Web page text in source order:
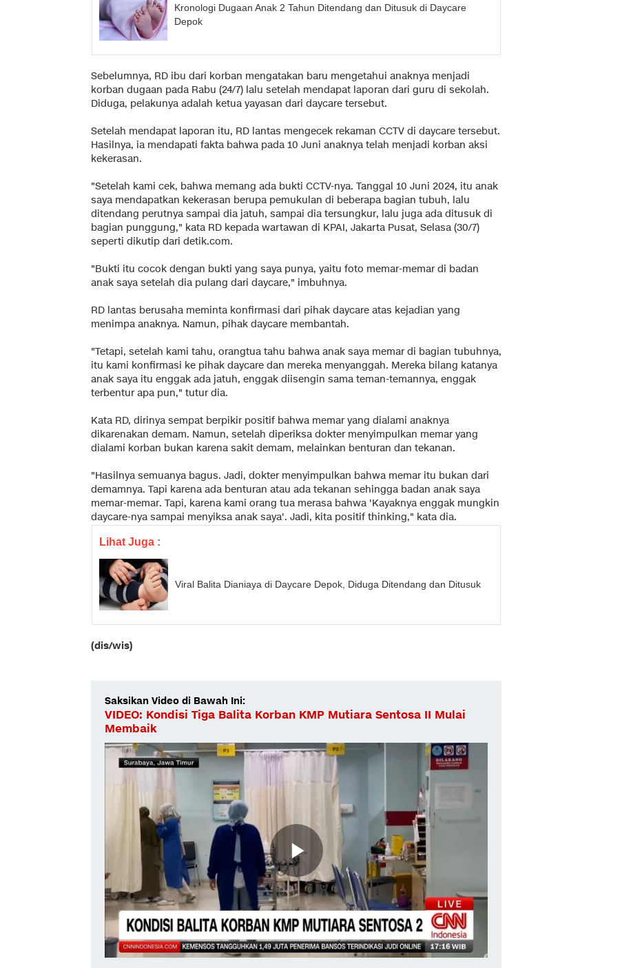
Kronologi Dugaan Anak 2 Tahun Ditendang dan Ditusuk di Daycare
Depok
Sebelumnya, RD ibu dari korban mengatakan baru mengetahui anaknya menjadi
korban dugaan pada Rabu (24/7) lalu setelah mendapat laporan dari guru di sekolah.
Diduga, pelakunya adalah ketua yayasan dari daycare tersebut.
Setelah mendapat laporan itu, RD lantas mengecek rekaman CCTV di daycare tersebut.
Hasilnya, ia mendapati fakta bahwa pada 10 Juni anaknya telah menjadi korban aksi
kekerasan.
"Setelah kami cek, bahwa memang ada bukti CCTV-nya. Tanggal 10 Juni 2024, itu anak
saya mendapatkan kekerasan berupa pemukulan di beberapa bagian tubuh, lalu
ditendang perutnya sampai dia jatuh, sampai dia tersungkur, lalu juga ada ditusuk di
bagian punggung," kata RD kepada wartawan di KPAI, Jakarta Pusat, Selasa (30/7)
seperti dikutip dari detik.com.
"Bukti itu cocok dengan bukti yang saya punya, yaitu foto memar-memar di badan
anak saya setelah dia pulang dari daycare," imbuhnya.
RD lantas berusaha meminta konfirmasi dari pihak daycare atas kejadian yang
menimpa anaknya. Namun, pihak daycare membantah.
"Tetapi, setelah kami tahu, orangtua tahu bahwa anak saya memar di bagian tubuhnya,
itu kami konfirmasi ke pihak daycare dan mereka menyanggah. Mereka bilang katanya
anak saya itu enggak ada jatuh, enggak diisengin sama teman-temannya, enggak
terbentur apa pun," tutur dia.
Kata RD, dirinya sempat berpikir positif bahwa memar yang dialami anaknya
dikarenakan demam. Namun, setelah diperiksa dokter menyimpulkan memar yang
dialami korban bukan karena sakit demam, melainkan benturan dan tekanan.
"Hasilnya semuanya bagus. Jadi, dokter menyimpulkan bahwa memar itu bukan dari
demamnya. Tapi karena ada benturan atau ada tekanan sehingga badan anak saya
memar-memar. Tapi, karena kami orang tua merasa bahwa 'Kayaknya enggak mungkin
daycare-nya sampai menyiksa anak saya'. Jadi, kita positif thinking," kata dia.
Lihat Juga :
Viral Balita Dianiaya di Daycare Depok, Diduga Ditendang dan Ditusuk
(dis/wis)
Saksikan Video di Bawah Ini:
VIDEO: Kondisi Tiga Balita Korban KMP Mutiara Sentosa II Mulai
Membaik